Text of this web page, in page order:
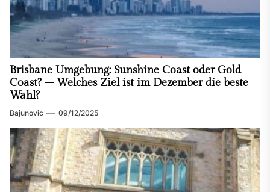
Brisbane Umgebung: Sunshine Coast oder Gold
Coast? – Welches Ziel ist im Dezember die beste
Wahl?
Bajunovic 09/12/2025